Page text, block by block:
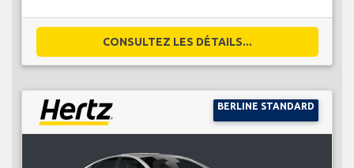
CONSULTEZ LES DÉTAILS...
BERLINE STANDARD